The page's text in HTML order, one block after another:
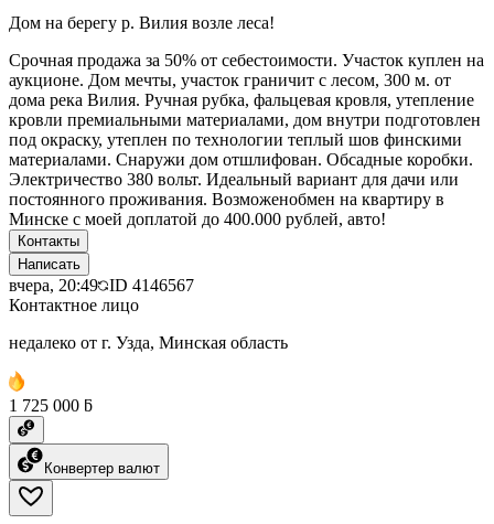
Дом на берегу р. Вилия возле леса!
Срочная продажа за 50% от себестоимости. Участок куплен на
аукционе. Дом мечты, участок граничит с лесом, 300 м. от
дома река Вилия. Ручная рубка, фальцевая кровля, утепление
кровли премиальными материалами, дом внутри подготовлен
под окраску, утеплен по технологии теплый шов финскими
материалами. Снаружи дом отшлифован. Обсадные коробки.
Электричество 380 вольт. Идеальный вариант для дачи или
постоянного проживания. Возможенобмен на квартиру в
Минске с моей доплатой до 400.000 рублей, авто!
Контакты
Написать
вчера, 20:49 ID 4146567
Контактное лицо
недалеко от г. Узда, Минская область
1 725 000 ƃ
Конвертер валют